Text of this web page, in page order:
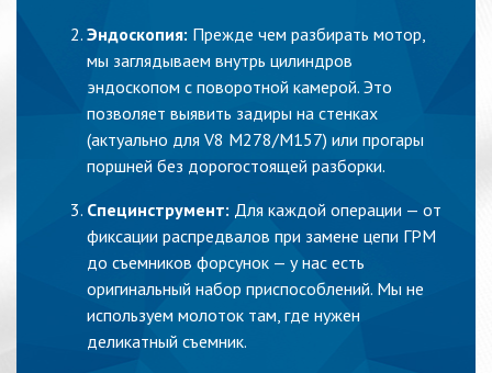
Эндоскопия: Прежде чем разбирать мотор,
мы заглядываем внутрь цилиндров
эндоскопом с поворотной камерой. Это
позволяет выявить задиры на стенках
(актуально для V8 M278/M157) или прогары
поршней без дорогостоящей разборки.
Специнструмент: Для каждой операции — от
фиксации распредвалов при замене цепи ГРМ
до съемников форсунок — у нас есть
оригинальный набор приспособлений. Мы не
используем молоток там, где нужен
деликатный съемник.